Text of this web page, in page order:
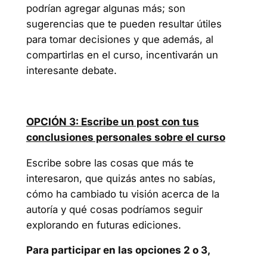
podrían agregar algunas más; son
sugerencias que te pueden resultar útiles
para tomar decisiones y que además, al
compartirlas en el curso, incentivarán un
interesante debate.
OPCIÓN 3: Escribe un post con tus
conclusiones personales sobre el curso
Escribe sobre las cosas que más te
interesaron, que quizás antes no sabías,
cómo ha cambiado tu visión acerca de la
autoría y qué cosas podríamos seguir
explorando en futuras ediciones.
Para participar en las opciones 2 o 3,